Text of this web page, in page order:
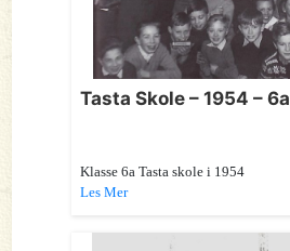
Tasta Skole – 1954 – 6a
Klasse 6a Tasta skole i 1954
Les Mer